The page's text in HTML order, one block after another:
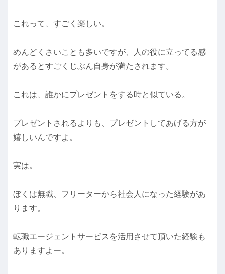
これって、すごく楽しい。
めんどくさいことも多いですが、人の役に立ってる感
があるとすごくじぶん自身が満たされます。
これは、誰かにプレゼントをする時と似ている。
プレゼントされるよりも、プレゼントしてあげる方が
嬉しいんですよ。
実は。
ぼくは無職、フリーターから社会人になった経験があ
ります。
転職エージェントサービスを活用させて頂いた経験も
ありますよー。